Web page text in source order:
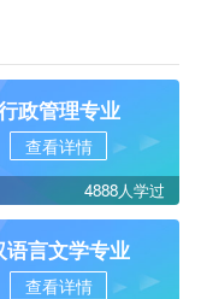
政管理专业
查看详情
4888人学过
语言文学专业
查看详情